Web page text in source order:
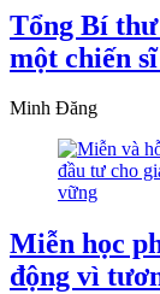
Tổng Bí
một chiến
Minh Đăng
Miễn học
động vì